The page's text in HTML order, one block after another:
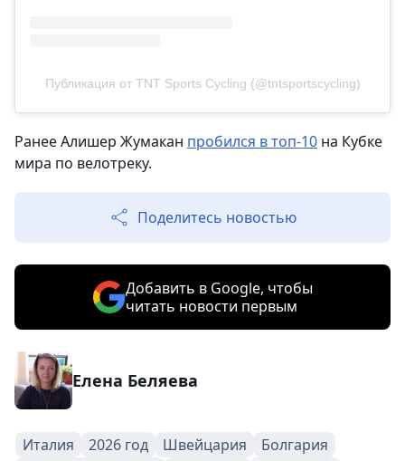
Публикация от TNT Sports Cycling (@tntsportscycling)
Ранее Алишер Жумакан пробился в топ-10 на Кубке
мира по велотреку.
Поделитесь новостью
Добавить в Google, чтобы
читать новости первым
Елена Беляева
Италия 2026 год Швейцария
Болгария